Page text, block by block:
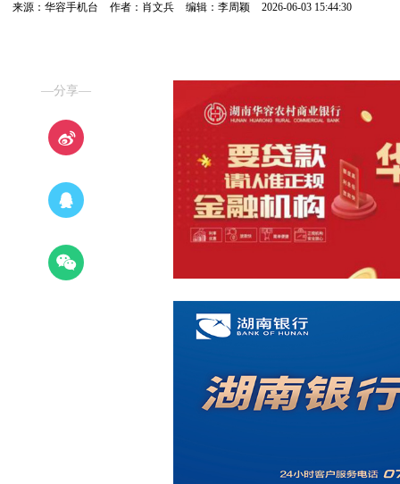
来源：华容手机台 作者：肖文兵 编辑：李周颖 2026-06-03 15:44:30
—分享—